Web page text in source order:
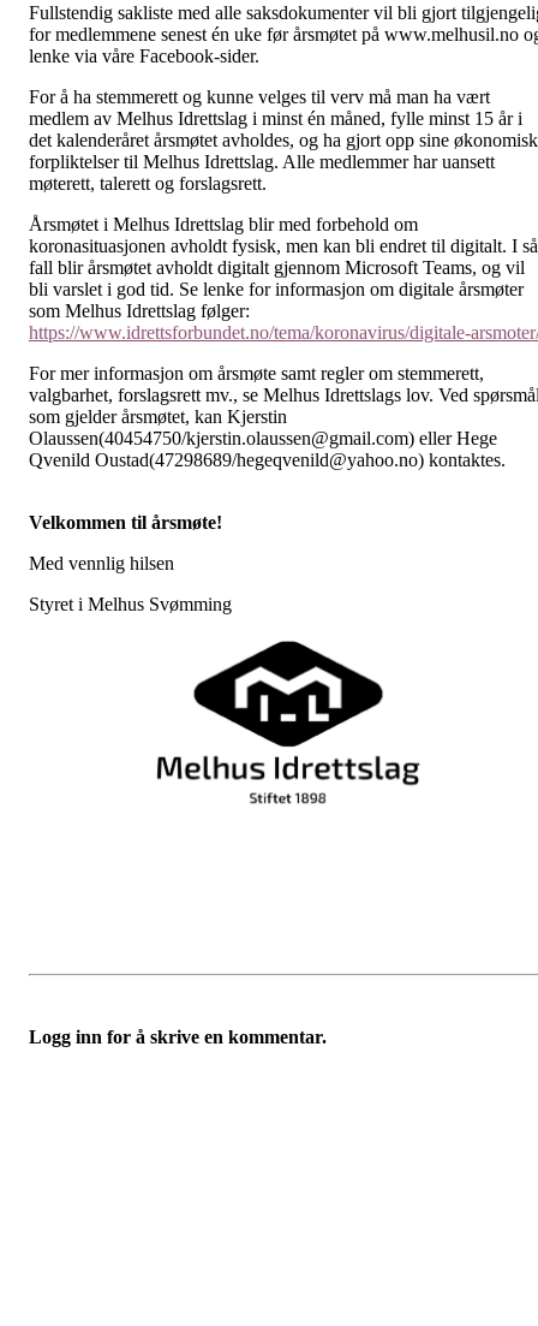
Fullstendig sakliste med alle saksdokumenter vil bli gjort
for medlemmene senest én uke før årsmøtet på www.melhusil.no
lenke via våre Facebook-sider.
For å ha stemmerett og kunne velges til verv må man ha vært
medlem av Melhus Idrettslag i minst én måned, fylle minst 15 år i
det kalenderåret årsmøtet avholdes, og ha gjort opp sine
forpliktelser til Melhus Idrettslag. Alle medlemmer har uansett
møterett, talerett og forslagsrett.
Årsmøtet i Melhus Idrettslag blir med forbehold om
koronasituasjonen avholdt fysisk, men kan bli endret til digitalt. I så
fall blir årsmøtet avholdt digitalt gjennom Microsoft Teams, og vil
bli varslet i god tid. Se lenke for informasjon om digitale årsmøter
som Melhus Idrettslag følger:
https://www.idrettsforbundet.no/tema/koronavirus/digitale-
For mer informasjon om årsmøte samt regler om stemmerett,
valgbarhet, forslagsrett mv., se Melhus Idrettslags lov. Ved
som gjelder årsmøtet, kan Kjerstin
Olaussen(40454750/kjerstin.olaussen@gmail.com) eller Hege
Qvenild Oustad(47298689/hegeqvenild@yahoo.no) kontaktes.
Velkommen til årsmøte!
Med vennlig hilsen
Styret i Melhus Svømming
Logg inn for å skrive en kommentar.